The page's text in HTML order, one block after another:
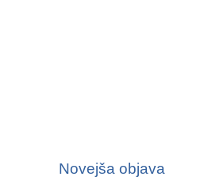
Novejša objava